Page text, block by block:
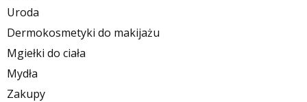
Uroda
Dermokosmetyki do makijażu
Mgiełki do ciała
Mydła
Zakupy